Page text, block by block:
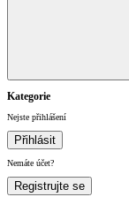
Kategorie
Nejste přihlášení
Přihlásit
Nemáte účet?
Registrujte se